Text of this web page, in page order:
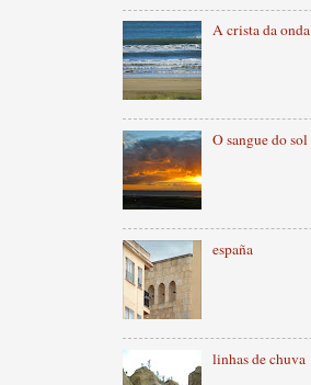
A crista da onda
O sangue do sol
españa
linhas de chuva